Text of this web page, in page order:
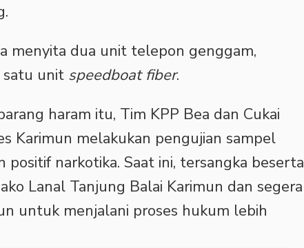
menyita dua unit telepon genggam,
satu unit speedboat fiber.
haram itu, Tim KPP Bea dan Cukai
Karimun melakukan pengujian sampel
positif narkotika. Saat ini, tersangka beserta
Lanal Tanjung Balai Karimun dan segera
untuk menjalani proses hukum lebih